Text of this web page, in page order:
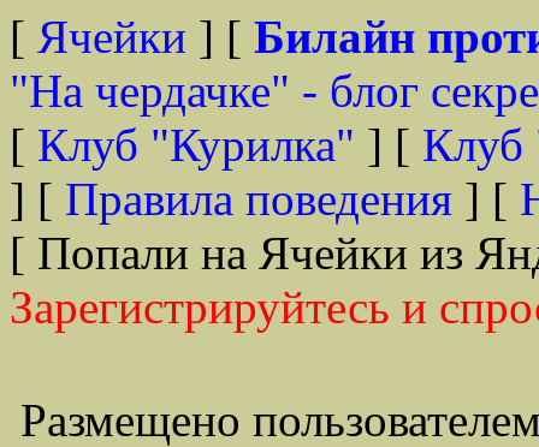
[ Ячейки ] [ Билайн
"На чердачке" - блог
[ Клуб "Курилка" ] [ Клуб
] [ Правила поведения ] [
[ Попали на Ячейки из
Зарегистрируйтесь и
Размещено